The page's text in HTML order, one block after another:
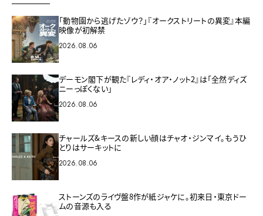
「動物園から逃げたゾウ？」『オークストリートの異変』本編
映像が初解禁
2026.08.06
デーモン閣下が観た『レディ・オア・ノット2』は「全然ディズ
ニーっぽくない」
2026.08.06
チャールズ&キースの新しい顔はチャオ・ジンマイ。もうひ
とりはサーキットに
2026.08.06
ストーンズのライヴ盤8作が紙ジャケに。初来日・東京ドー
ムの音源も入る